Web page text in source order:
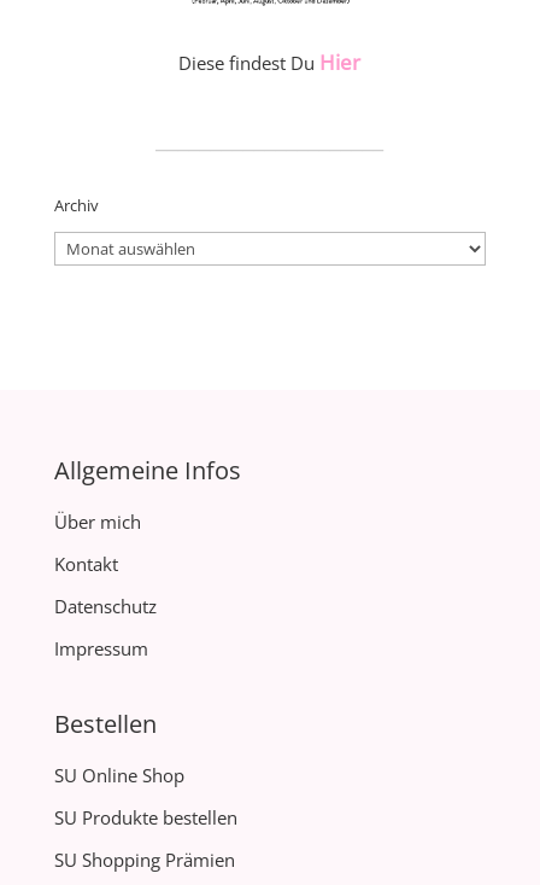
Diese findest Du Hier
Archiv
Archiv
Allgemeine Infos
Über mich
Kontakt
Datenschutz
Impressum
Bestellen
SU Online Shop
SU Produkte bestellen
SU Shopping Prämien